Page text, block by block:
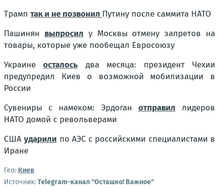
Трамп так и не позвонил Путину после саммита НАТО
Пашинян выпросил у Москвы отмену запретов на
товары, которые уже пообещал Евросоюзу
Украинеосталось два месяца: президент Чехии
предупредил Киев о возможной мобилизации в
России
Сувениры с намеком: Эрдоган отправил лидеров
НАТО домой с револьверами
СШАударили по АЭС с российскими специалистами в
Иране
Гео: Киев
Источник: Telegram-канал "Осташко! Важное"